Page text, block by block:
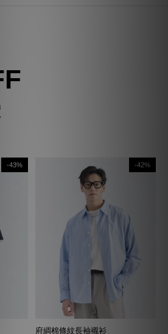
-43% -42%
府綢棉條紋長袖襯衫